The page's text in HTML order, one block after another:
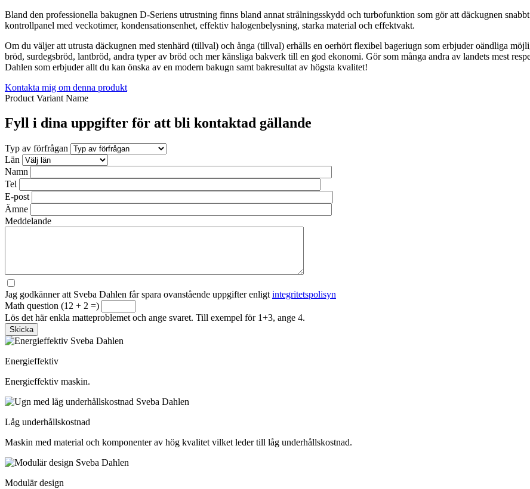
Bland den professionella bakugnen D-Seriens utrustning finns bland annat strålningsskydd och turbofunktion som gör att däckugnen
kontrollpanel med veckotimer, kondensationsenhet, effektiv halogenbelysning, starka material och effektvakt.
Om du väljer att utrusta däckugnen med stenhärd (tillval) och ånga (tillval) erhålls en oerhört flexibel bageriugn som erbjuder oändliga
bröd, surdegsbröd, lantbröd, andra typer av bröd och mer känsliga bakverk till en god ekonomi. Gör som många andra av landets mest
Dahlen som erbjuder allt du kan önska av en modern bakugn samt bakresultat av högsta kvalitet!
Kontakta mig om denna produkt
Product Variant Name
Fyll i dina uppgifter för att bli kontaktad gällande
Typ av förfrågan
Län
Namn
Tel
E-post
Ämne
Meddelande
Jag godkänner att Sveba Dahlen får spara ovanstående uppgifter enligt integritetspolisyn
Math question (12 + 2 =)
Lös det här enkla matteproblemet och ange svaret. Till exempel för 1+3, ange 4.
Energieffektiv
Energieffektiv maskin.
Låg underhållskostnad
Maskin med material och komponenter av hög kvalitet vilket leder till låg underhållskostnad.
Modulär design